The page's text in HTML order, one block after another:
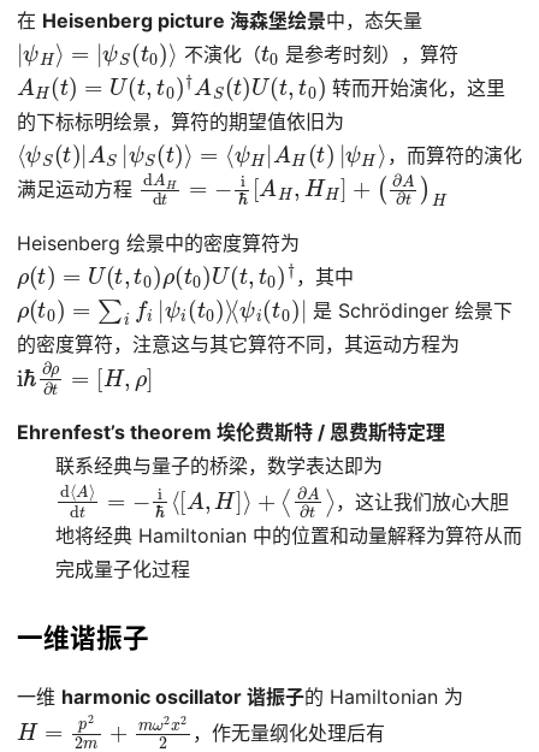
在 Heisenberg picture 海森堡绘景中，态矢量
|ψ H ψ S t0 )⟩ 不演化（t0是参考时刻），算符
A H(t) U(t,t0)†AS( t)U(t,t0)
转而开始演化，这里
的下标标明绘景，算符的期望值依旧为
⟨ψ S(t)| AS|ψS(t) ⟩= ⟨ψH A H (t)|ψ H ⟩ ，而算符的演化
满足运动方程 dAHd −i ℏ[A H,HH] +
(∂A∂
Heisenberg 绘景中的密度算符为
(t) (t,t 0)ρ( t0)U(t,t 0 )† ，其中
ρ (t0) ∑ifi|ψi(t 0) ⟩⟨ ψi( t0 )|
是 Schrödinger 绘景下
的密度算符，注意这与其它算符不同，其运动方程为
iℏ ∂ρ =
[H,ρ
Ehrenfest’s theorem 埃伦费斯特 / 恩费斯特定理
联系经典与量子的桥梁，数学表达即为
d⟨A −i ℏ⟨ A ,H]⟩
⟨∂A
，这让我们放心大胆
地将经典 Hamiltonian 中的位置和动量解释为算符从而
完成量子化过程
一维谐振子
一维 harmonic oscillator 谐振子的 Hamiltonian 为
H= 22m mω2x 2
，作无量纲化处理后有